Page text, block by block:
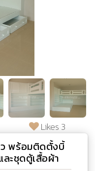
Likes 3
พร้อมติดตั้งบิ้
ะชุดตู้เสื้อผ้า